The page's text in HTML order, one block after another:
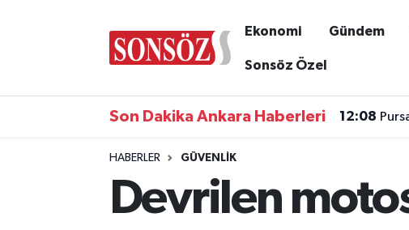
Ekonomi Gündem
Sonsöz Özel
Son Dakika Ankara Haberleri 12:08
HABERLER GÜVENLIK
Devrilen
Ankara Nöbetçi Eczaneler
Ankara Trafik Yoğunluk Haritası